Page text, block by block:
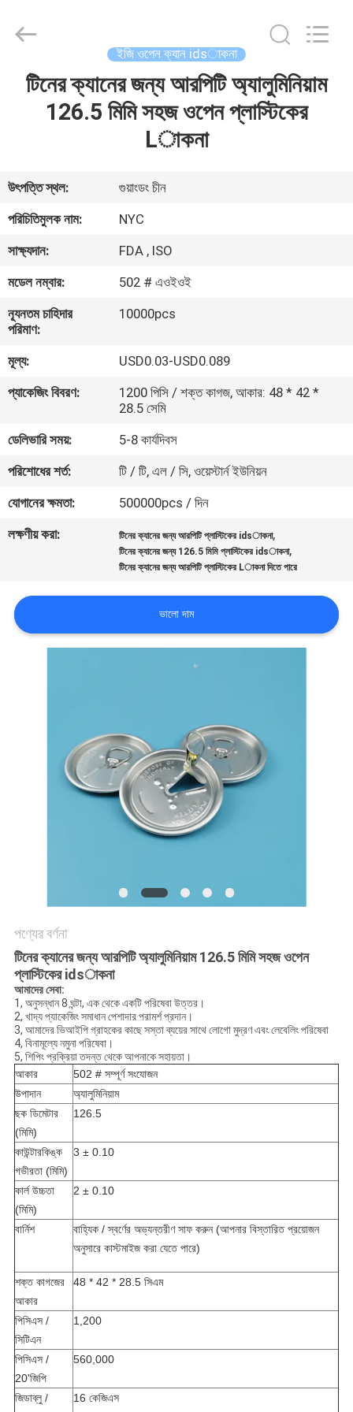
বাড়ি
আমাদের
সম্পর্কে
কারখানা
ভ্রমণ
নিয়ন্ত্রণ
করুন
খবর
সাইট
ম্যাপ
Co.,Ltd..
Developed
ইজি ওপেন ক্যান idsাকনা
টিনের ক্যানের জন্য আরপিটি অ্যালুমিনিয়াম
126.5 মিমি সহজ ওপেন প্লাস্টিকের
Lাকনা
উৎপত্তি স্থল:
গুয়াংডং চীন
পরিচিতিমুলক নাম:
NYC
সাক্ষ্যদান:
FDA , ISO
মডেল নম্বার:
502 # এওইওই
ন্যূনতম চাহিদার
পরিমাণ:
10000pcs
মূল্য:
USD0.03-USD0.089
প্যাকেজিং বিবরণ:
1200 পিসি / শক্ত কাগজ, আকার: 48 * 42 *
28.5 সেমি
ডেলিভারি সময়:
5-8 কার্যদিবস
পরিশোধের শর্ত:
টি / টি, এল / সি, ওয়েস্টার্ন ইউনিয়ন
যোগানের ক্ষমতা:
500000pcs / দিন
লক্ষণীয় করা:
টিনের ক্যানের জন্য আরপিটি প্লাস্টিকের idsাকনা,
টিনের ক্যানের জন্য 126.5 মিমি প্লাস্টিকের idsাকনা,
টিনের ক্যানের জন্য আরপিটি প্লাস্টিকের Lাকনা দিতে পারে
ভালো দাম
পণ্যের বর্ণনা
টিনের ক্যানের জন্য আরপিটি অ্যালুমিনিয়াম 126.5 মিমি সহজ ওপেন
প্লাস্টিকের idsাকনা
আমাদের সেবা:
1, অনুসন্ধান 8 ঘন্টা, এক থেকে একটি পরিষেবা উত্তর।
2, খাদ্য প্যাকেজিং সমাধান পেশাদার পরামর্শ প্রদান।
3, আমাদের ভিআইপি গ্রাহকের কাছে সস্তা ব্যয়ের সাথে লোগো মুদ্রণ এবং লেবেলিং পরিষেবা
4, বিনামূল্যে নমুনা পরিষেবা।
5, শিপিং প্রক্রিয়া তদন্ত থেকে আপনাকে সহায়তা।
আকার
502 # সম্পূর্ণ সংযোজন
উপাদান
অ্যালুমিনিয়াম
ছক ডিমেটার
(মিমি)
126.5
কাউন্টারকিঙ্ক
গভীরতা (মিমি)
3 ± 0.10
কার্ল উচ্চতা
(মিমি)
2 ± 0.10
বার্নিশ
বাহ্যিক / স্বর্ণের অভ্যন্তরীণ সাফ করুন (আপনার বিস্তারিত প্রয়োজন
অনুসারে কাস্টমাইজ করা যেতে পারে)
শক্ত কাগজের
আকার
48 * 42 * 28.5 সিএম
পিসিএস /
সিটিএন
1,200
পিসিএস /
20'জিপি
560,000
জিডাব্লু /
16 কেজিএস